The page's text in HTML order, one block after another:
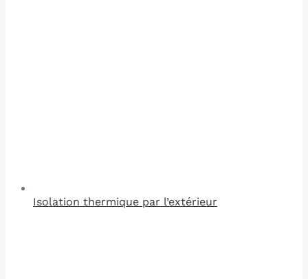
Isolation thermique par l’extérieur